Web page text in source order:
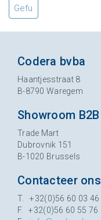
Gefu
Codera bvba
Haantjesstraat 8
B-8790 Waregem
Showroom B2B
Trade Mart
Dubrovnik 151
B-1020 Brussels
Contacteer ons
T. +32(0)56 60 03 46
F. +32(0)56 60 55 76